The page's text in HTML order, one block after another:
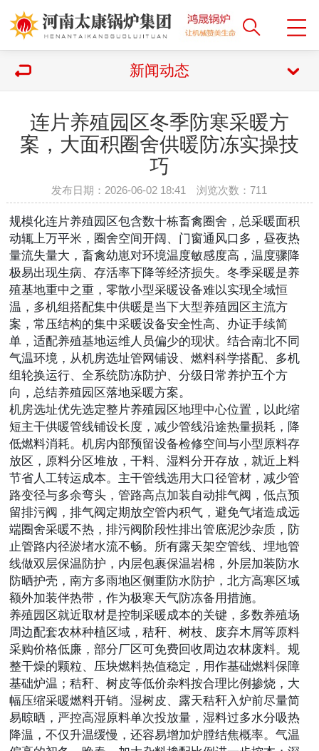
新闻动态
连片养殖园区冬季防寒采暖方
案，大面积圈舍供暖防冻实操技
巧
发布日期：2026-06-02 18:41 浏览次数：711
规模化连片养殖园区包含数十栋畜禽圈舍，总采暖面积
动辄上万平米，圈舍空间开阔、门窗通风口多，昼夜热
量流失量大，畜禽幼崽对环境温度敏感度高，温度骤降
极易出现生病、存活率下降等经济损失。冬季采暖是养
殖基地重中之重，零散小型采暖设备难以实现全域恒
温，多机组搭配集中供暖是当下大型养殖园区主流方
案，常压结构的集中采暖设备安全性高、办证手续简
单，适配养殖基地运维人员偏少的现状。结合南北不同
气温环境，从机房选址管网铺设、燃料科学搭配、多机
组轮换运行、全系统防冻防护、分级日常养护五个方
向，总结养殖园区落地采暖方案。
机房选址优先选定整片养殖园区地理中心位置，以此缩
短主干供暖管线铺设长度，减少管线沿途热量损耗，降
低燃料消耗。机房内部预留设备检修空间与小型原料存
放区，原料分区堆放，干料、湿料分开存放，就近上料
节省人工转运成本。主干管线选用大口径管材，减少管
路变径与多余弯头，管路高点加装自动排气阀，低点预
留排污阀，排气阀定期放空管内积气，避免气堵造成远
端圈舍采暖不热，排污阀阶段性排出管底泥沙杂质，防
止管路内径淤堵水流不畅。所有露天架空管线、埋地管
线做双层保温防护，内层包裹保温岩棉，外层加装防水
防晒护壳，南方多雨地区侧重防水防护，北方高寒区域
额外加装伴热带，作为极寒天气防冻备用措施。
养殖园区就近取材是控制采暖成本的关键，多数养殖场
周边配套农林种植区域，秸秆、树枝、废弃木屑等原料
采购价格低廉，部分厂区可免费回收周边农林废料。规
整干燥的颗粒、压块燃料热值稳定，用作基础燃料保障
基础炉温；秸秆、树皮等低价杂料按合理比例掺烧，大
幅压缩采暖燃料开销。湿树皮、露天秸秆入炉前尽量简
易晾晒，严控高湿原料单次投放量，湿料过多水分吸热
降温，不仅升温缓慢，还容易增加炉膛结焦概率。气温